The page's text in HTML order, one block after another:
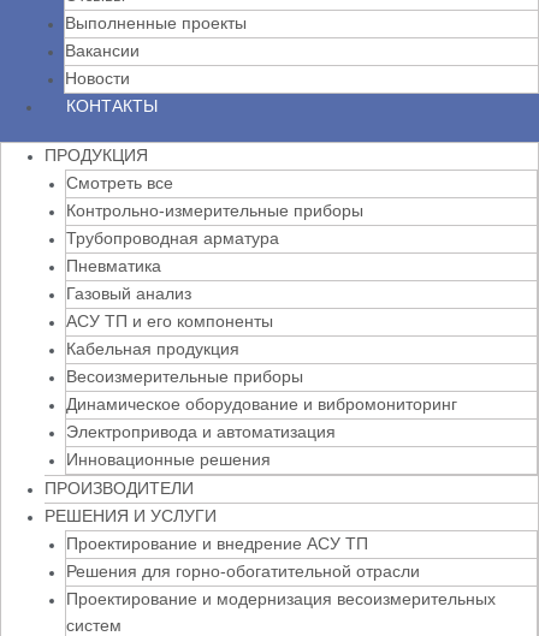
Выполненные проекты
Вакансии
Новости
КОНТАКТЫ
ПРОДУКЦИЯ
Смотреть все
Контрольно-измерительные приборы
Трубопроводная арматура
Пневматика
Газовый анализ
АСУ ТП и его компоненты
Кабельная продукция
Весоизмерительные приборы
Динамическое оборудование и вибромониторинг
Электропривода и автоматизация
Инновационные решения
ПРОИЗВОДИТЕЛИ
РЕШЕНИЯ И УСЛУГИ
Проектирование и внедрение АСУ ТП
Решения для горно-обогатительной отрасли
Проектирование и модернизация весоизмерительных
систем